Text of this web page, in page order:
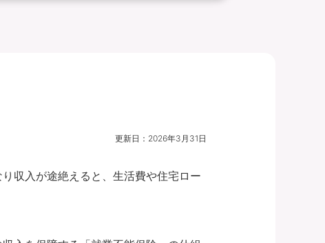
更新日： 2026年3月31日
収入が途絶えると、生活費や住宅ロー